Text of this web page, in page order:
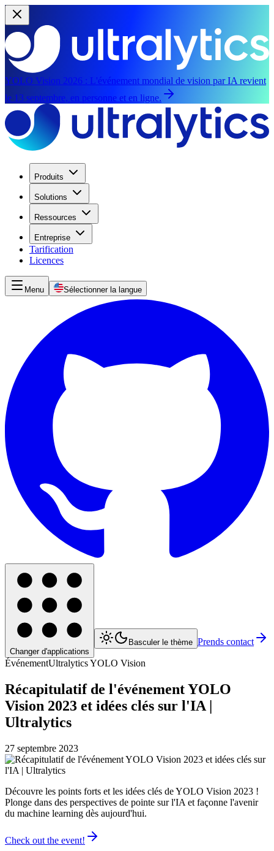
YOLO Vision 2026 : L'événement mondial de vision par IA revient
le 13 septembre, en personne et en ligne.
Produits
Solutions
Ressources
Entreprise
Tarification
Licences
Menu Sélectionner la langue
Changer d'applications
Basculer le thème Prends contact
ÉvénementUltralytics YOLO Vision
Récapitulatif de l'événement YOLO
Vision 2023 et idées clés sur l'IA |
Ultralytics
27 septembre 2023
Découvre les points forts et les idées clés de YOLO Vision 2023 !
Plonge dans des perspectives de pointe sur l'IA et façonne l'avenir
du machine learning dès aujourd'hui.
Check out the event!